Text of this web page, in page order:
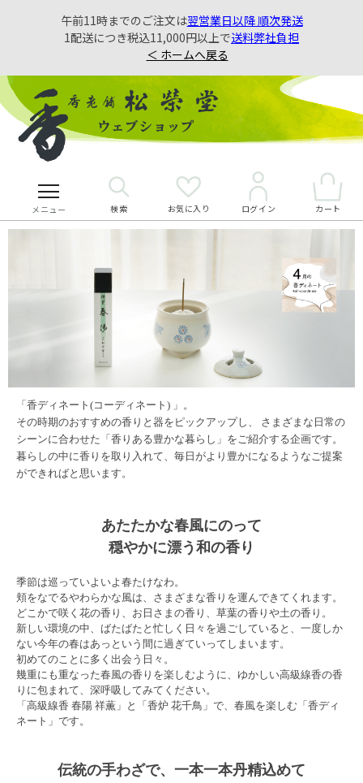
午前11時までのご注文は翌営業日以降 順次発送
1配送につき税込11,000円以上で送料弊社負担
＜ ホームへ戻る
メニュー 検索 お気に入り ログイン カート
「香ディネート(コーディネート) 」。
その時期のおすすめの香りと器をピックアップし、 さまざまな日常の
シーンに合わせた「香りある豊かな暮らし」をご紹介する企画です。
暮らしの中に香りを取り入れて、毎日がより豊かになるようなご提案
ができればと思います。
あたたかな春風にのって
穏やかに漂う和の香り
季節は巡っていよいよ春たけなわ。
頬をなでるやわらかな風は、さまざまな香りを運んできてくれます。
どこかで咲く花の香り、お日さまの香り、草葉の香りや土の香り。
新しい環境の中、ばたばたと忙しく日々を過ごしていると、一度しか
ない今年の春はあっという間に過ぎていってしまいます。
初めてのことに多く出会う日々。
幾重にも重なった春風の香りを楽しむように、ゆかしい高級線香の香
りに包まれて、深呼吸してみてください。
「高級線香 春陽 祥薫」と「香炉 花千鳥」で、春風を楽しむ「香ディ
ネート」です。
伝統の手わざで、一本一本丹精込めて